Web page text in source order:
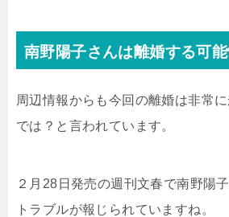
南野陽子さんは離婚する可能
周辺情報からも今回の離婚は非常
では？と言われています。
２月28日発売の週刊文春で南野陽
トラブルが報じられていますね。